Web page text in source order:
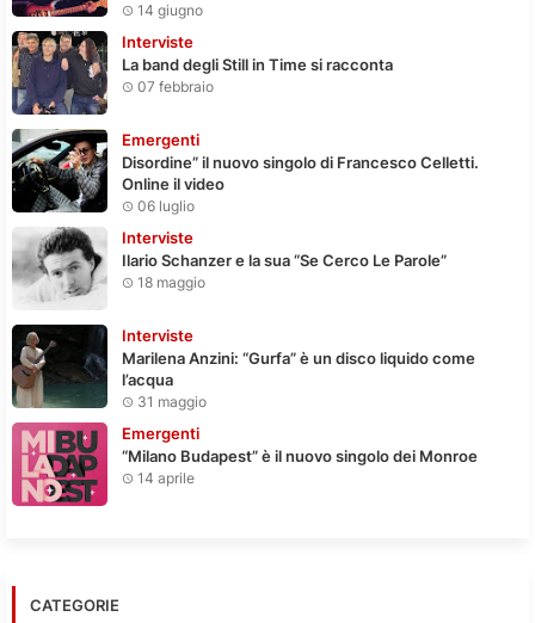
14 giugno
Interviste
La band degli Still in Time si racconta
07 febbraio
Emergenti
Disordine” il nuovo singolo di Francesco Celletti.
Online il video
06 luglio
Interviste
Ilario Schanzer e la sua “Se Cerco Le Parole”
18 maggio
Interviste
Marilena Anzini: “Gurfa” è un disco liquido come
l’acqua
31 maggio
Emergenti
“Milano Budapest” è il nuovo singolo dei Monroe
14 aprile
CATEGORIE